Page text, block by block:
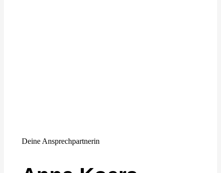
Deine Ansprechpartnerin